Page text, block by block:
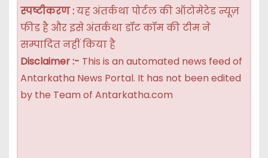
स्पष्टीकरण :यह अंतर्कथा पोर्टल की ऑटोमेटेड न्यूज़
फीड है और इसे अंतर्कथा डॉट कॉम की टीम ने
सम्पादित नहीं किया है
Disclaimer :- This is an automated news feed of
Antarkatha News Portal. It has not been edited
by the Team of Antarkatha.com